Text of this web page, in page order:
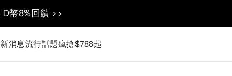
幣8%回饋 >>
消息流行話題瘋搶$788起